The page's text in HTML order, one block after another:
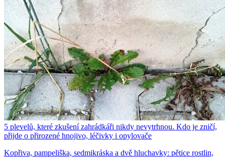
5 plevelů, které zkušení zahrádkáři nikdy nevytrhnou. Kdo je zničí,
přijde o přirozené hnojivo, léčivky i opylovače
Kopřiva, pampeliška, sedmikráska a dvě hluchavky: pětice rostlin,